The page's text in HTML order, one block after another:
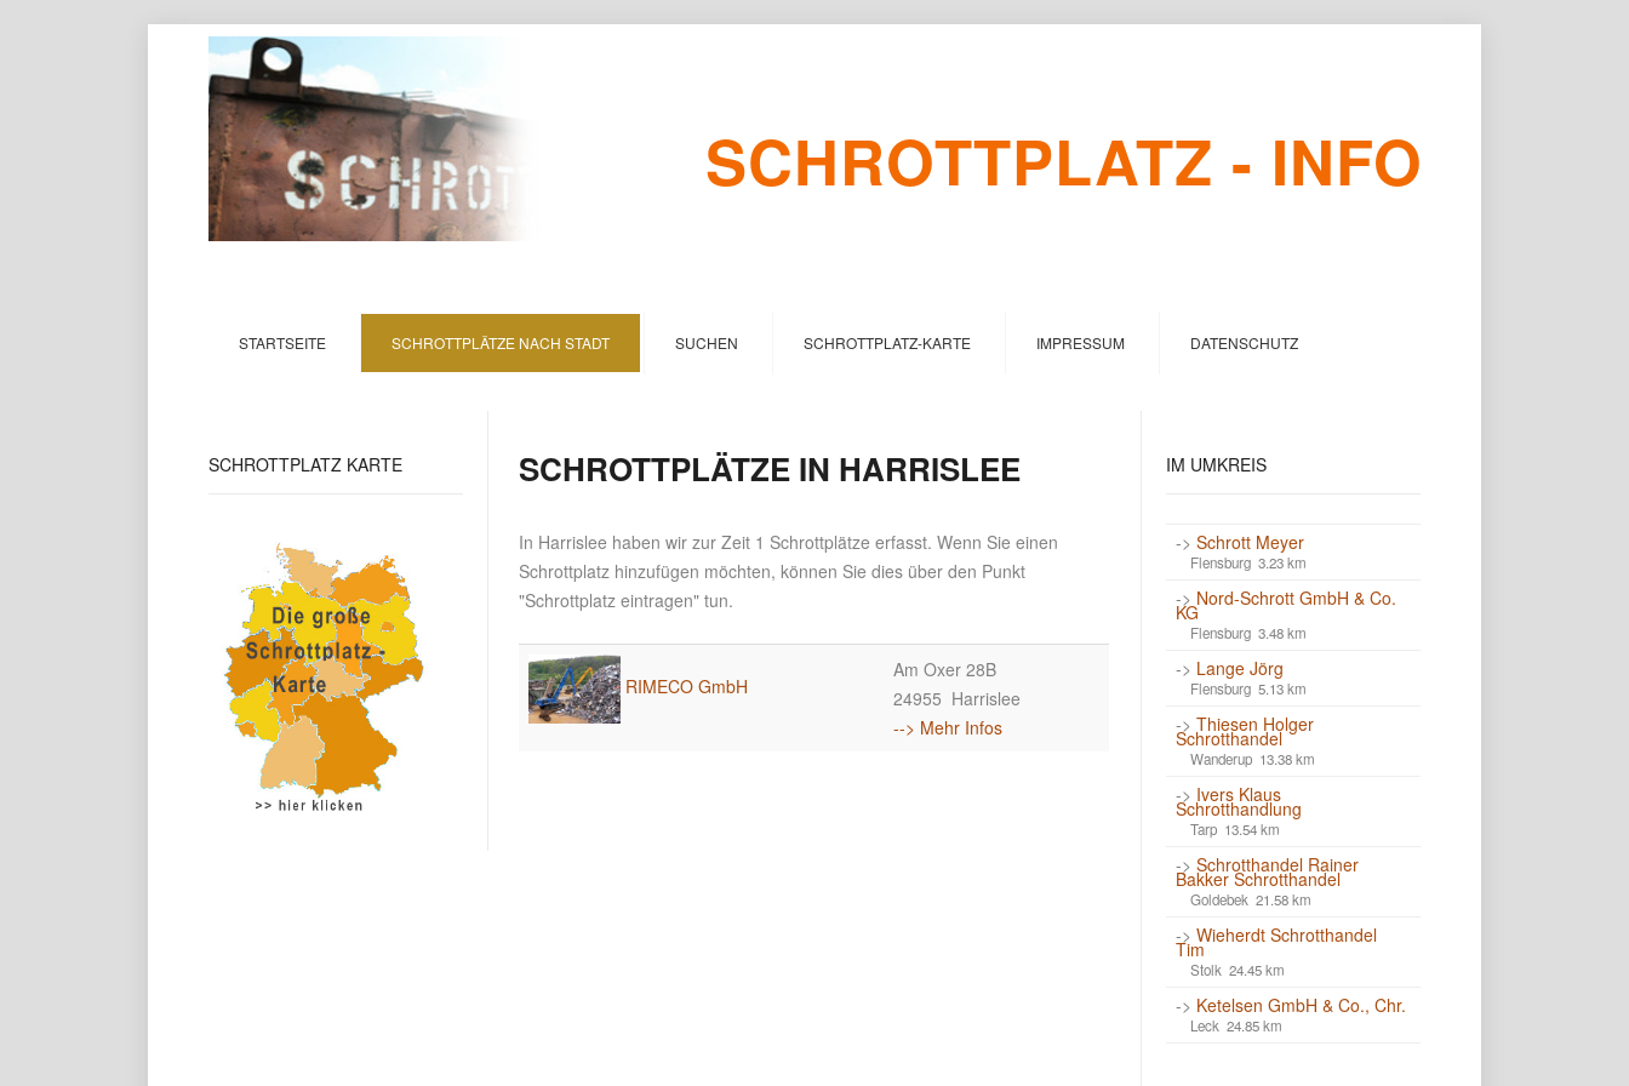
SCHROTTPLATZ - INFO
STARTSEITE SCHROTTPLÄTZE NACH STADT SUCHEN SCHROTTPLATZ-KARTE IMPRESSUM DATENSCHUTZ
SCHROTTPLATZ KARTE SCHROTTPLÄTZE IN HARRISLEE
In Harrislee haben wir zur Zeit 1 Schrottplätze erfasst. Wenn Sie einen
Schrottplatz hinzufügen möchten, können Sie dies über den Punkt
"Schrottplatz eintragen" tun.
RIMECO GmbH
Am Oxer 28B
24955 Harrislee
--> Mehr Infos
IM UMKREIS
->Schrott Meyer
Flensburg 3.23 km
-> Nord-Schrott GmbH & Co.
KG
Flensburg 3.48 km
-> Lange Jörg
Flensburg 5.13 km
->Thiesen Holger
Schrotthandel
Wanderup 13.38 km
-> Ivers Klaus
Schrotthandlung
Tarp 13.54 km
->Schrotthandel Rainer
Bakker Schrotthandel
Goldebek 21.58 km
->Wieherdt Schrotthandel
Tim
Stolk 24.45 km
-> Ketelsen GmbH & Co., Chr.
Leck 24.85 km